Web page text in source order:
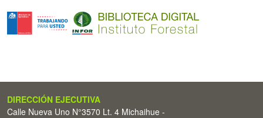
DIRECCIÓN EJECUTIVA
Calle Nueva Uno N°3570 Lt. 4 Michaihue -